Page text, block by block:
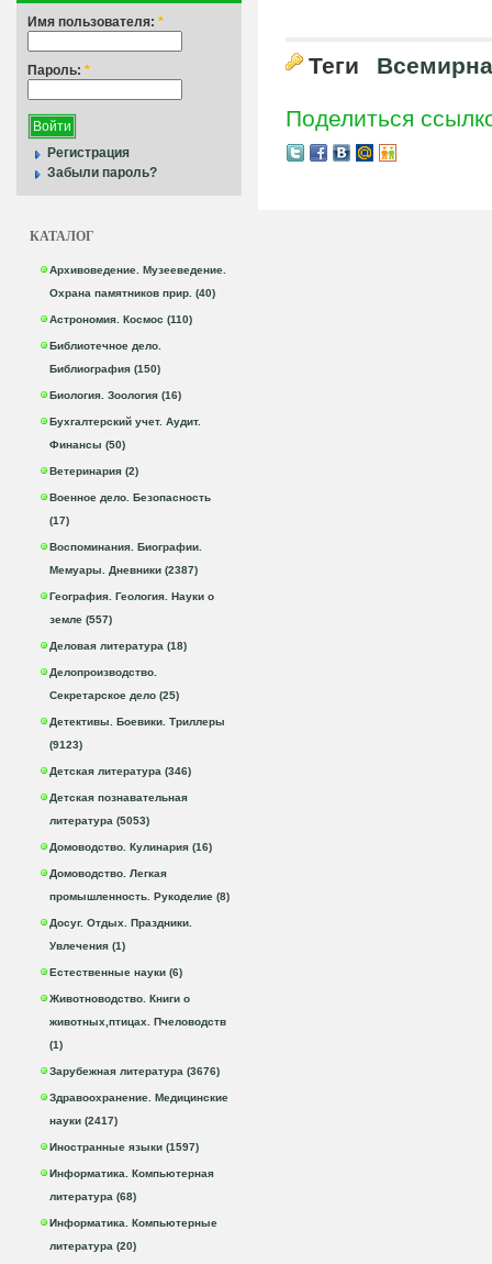
Имя пользователя: *
Пароль: *
Регистрация
Забыли пароль?
КАТАЛОГ
Архивоведение. Музееведение.
Охрана памятников прир. (40)
Астрономия. Космос (110)
Библиотечное дело.
Библиография (150)
Биология. Зоология (16)
Бухгалтерский учет. Аудит.
Финансы (50)
Ветеринария (2)
Военное дело. Безопасность
(17)
Воспоминания. Биографии.
Мемуары. Дневники (2387)
География. Геология. Науки о
земле (557)
Деловая литература (18)
Делопроизводство.
Секретарское дело (25)
Детективы. Боевики. Триллеры
(9123)
Детская литература (346)
Детская познавательная
литература (5053)
Домоводство. Кулинария (16)
Домоводство. Легкая
промышленность. Рукоделие (8)
Досуг. Отдых. Праздники.
Увлечения (1)
Естественные науки (6)
Животноводство. Книги о
животных,птицах. Пчеловодств
(1)
Зарубежная литература (3676)
Здравоохранение. Медицинские
науки (2417)
Иностранные языки (1597)
Информатика. Компьютерная
литература (68)
Информатика. Компьютерные
литература (20)
Теги
Поделиться